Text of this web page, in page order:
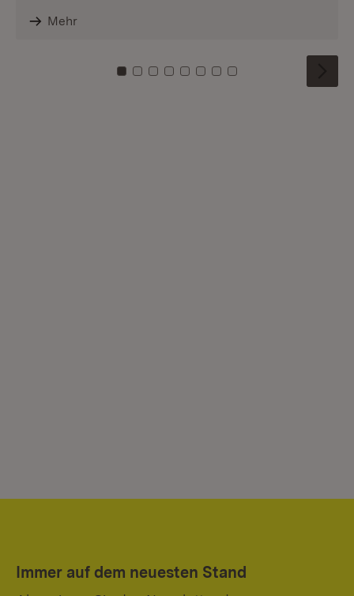
Mehr
Zu Kachel: 0
Zu Kachel: 1
Zu Kachel: 2
Zu Kachel: 3
Zu Kachel: 4
Zu Kachel: 5
Zu Kachel: 6
Zu Kachel: 7
Immer auf dem neuesten Stand